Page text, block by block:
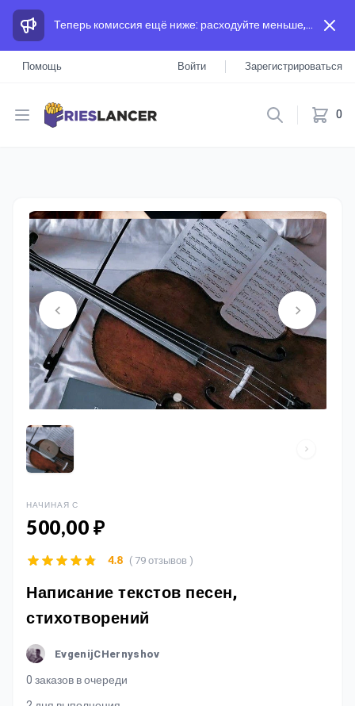
Теперь комиссия ещё ниже: расходуйте меньше, а зарабатывайте больше, чем на других площадках.
Помощь Войти Зарегистрироваться
Open menu 0
НАЧИНАЯ С
500,00 ₽
Написание текстов песен,
стихотворений
EvgenijCHernyshov
0 заказов в очереди
4.8 ( 79 отзывов )